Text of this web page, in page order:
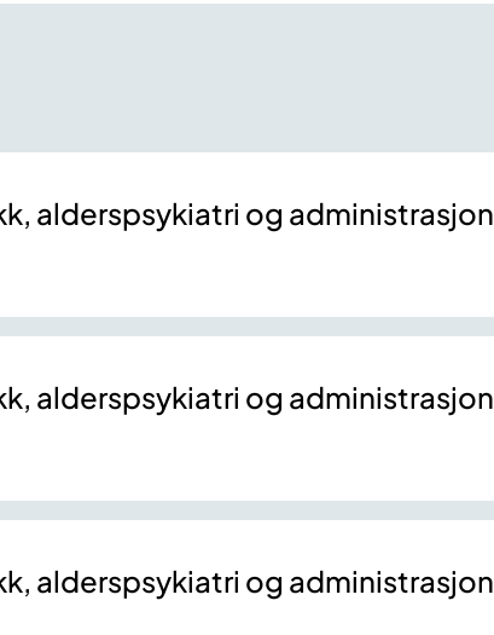
alderspsykiatri og administrasjon
alderspsykiatri og administrasjon
alderspsykiatri og administrasjon